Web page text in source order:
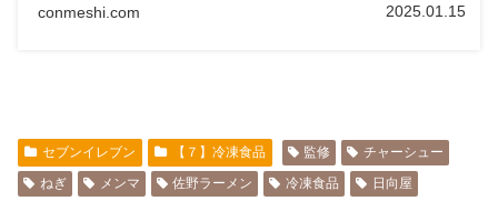
conmeshi.com 2025.01.15
セブンイレブン 【７】冷凍食品 監修
チャーシュー
ねぎ
メンマ 佐野ラーメン 冷凍食品 日向屋